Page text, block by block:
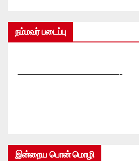
நம்மவர் படைப்பு
—————————————-
இன்றைய பொன் மொழி